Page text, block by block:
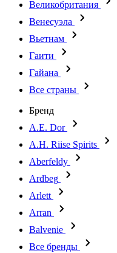
Великобритания
Венесуэла
Вьетнам
Гаити
Гайана
Все страны
Бренд
A.E. Dor
A.H. Riise Spirits
Aberfeldy
Ardbeg
Arlett
Arran
Balvenie
Все бренды